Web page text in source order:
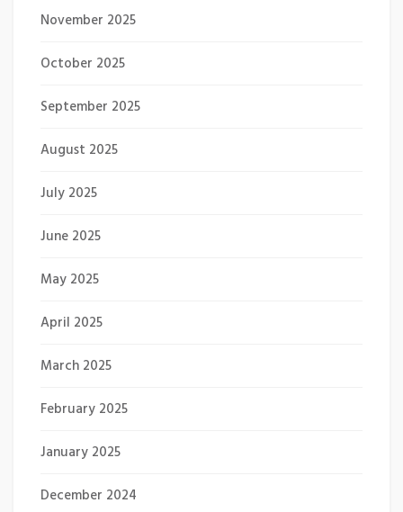
November 2025
October 2025
September 2025
August 2025
July 2025
June 2025
May 2025
April 2025
March 2025
February 2025
January 2025
December 2024